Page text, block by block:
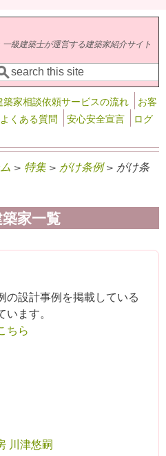
級建築士が運営する建築家紹介サイト
索フォーム
索
築家相談依頼サービスの流れ
お客
よくある質問 安心安全宣言
ログ
> 特集 > がけ条例> がけ条
家一覧
の設計事例を掲載している
ます。
ちら
川津悠嗣